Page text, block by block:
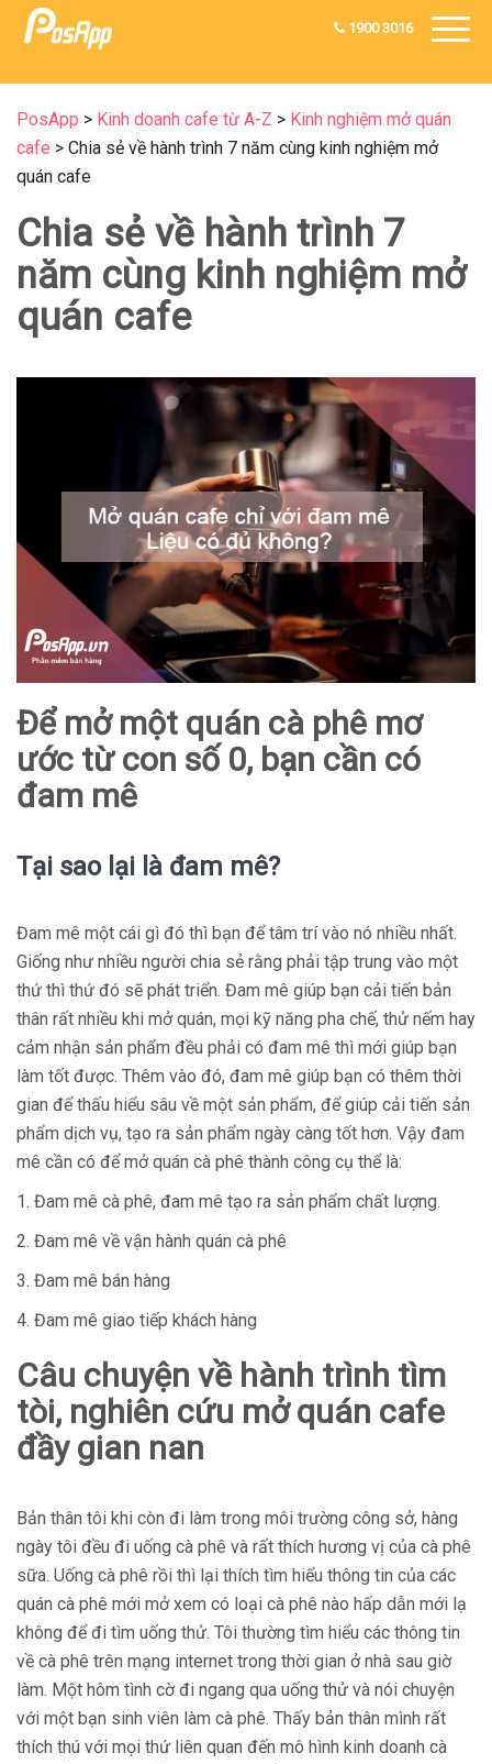
1900 3016
PosApp > Kinh doanh cafe từ A-Z > Kinh nghiệm mở quán
cafe > Chia sẻ về hành trình 7 năm cùng kinh nghiệm mở
quán cafe
Chia sẻ về hành trình 7
năm cùng kinh nghiệm mở
quán cafe
Để mở một quán cà phê mơ
ước từ con số 0, bạn cần có
đam mê
Tại sao lại là đam mê?
Đam mê một cái gì đó thì bạn để tâm trí vào nó nhiều nhất.
Giống như nhiều người chia sẻ rằng phải tập trung vào một
thứ thì thứ đó sẽ phát triển. Đam mê giúp bạn cải tiến bản
thân rất nhiều khi mở quán, mọi kỹ năng pha chế, thử nếm hay
cảm nhận sản phẩm đều phải có đam mê thì mới giúp bạn
làm tốt được. Thêm vào đó, đam mê giúp bạn có thêm thời
gian để thấu hiểu sâu về một sản phẩm, để giúp cải tiến sản
phẩm dịch vụ, tạo ra sản phẩm ngày càng tốt hơn. Vậy đam
mê cần có để mở quán cà phê thành công cụ thể là:
1. Đam mê cà phê, đam mê tạo ra sản phẩm chất lượng.
2. Đam mê về vận hành quán cà phê
3. Đam mê bán hàng
4. Đam mê giao tiếp khách hàng
Câu chuyện về hành trình tìm
tòi, nghiên cứu mở quán cafe
đầy gian nan
Bản thân tôi khi còn đi làm trong môi trường công sở, hàng
ngày tôi đều đi uống cà phê và rất thích hương vị của cà phê
sữa. Uống cà phê rồi thì lại thích tìm hiểu thông tin của các
quán cà phê mới mở xem có loại cà phê nào hấp dẫn mới lạ
không để đi tìm uống thử. Tôi thường tìm hiểu các thông tin
về cà phê trên mạng internet trong thời gian ở nhà sau giờ
làm. Một hôm tình cờ đi ngang qua uống thử và nói chuyện
với một bạn sinh viên làm cà phê. Thấy bản thân mình rất
thích thú với mọi thứ liên quan đến mô hình kinh doanh cà